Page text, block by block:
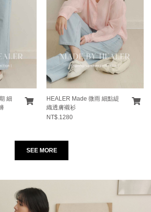
細
HEALER Made 微雨 細點緹
織透膚襯衫
NT$.1280
SEE MORE